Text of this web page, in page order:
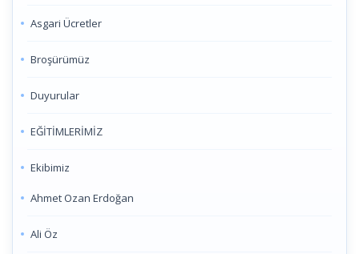
Asgari Ücretler
Broşürümüz
Duyurular
EĞİTİMLERİMİZ
Ekibimiz
Ahmet Ozan Erdoğan
Ali Öz